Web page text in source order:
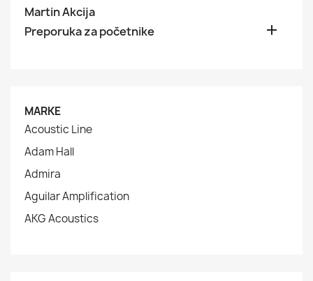
Martin Akcija
Preporuka za početnike

MARKE
Acoustic Line
Adam Hall
Admira
Aguilar Amplification
AKG Acoustics